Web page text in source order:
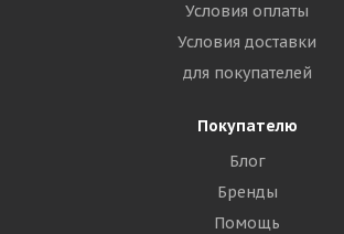
Условия оплаты
Условия доставки
для покупателей
Покупателю
Блог
Бренды
Помощь